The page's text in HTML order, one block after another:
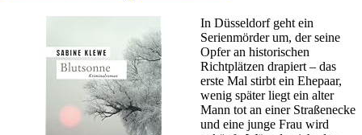
vor:
„In
In Düsseldorf geht ein
Serienmörder um, der seine
Opfer an historischen
Richtplätzen drapiert – das
erste Mal stirbt ein Ehepaar,
wenig später liegt ein alter
Mann tot an einer Straßenecke
und eine junge Frau wird